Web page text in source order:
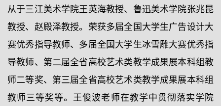
从于三江美术学院王英海教授、鲁迅美术学院张兆昆
教授、赵殿泽教授。荣获多届全国大学生广告设计大
赛优秀指导教师、多届全国大学生冰雪雕大赛优秀指
导教师、第二届全省高校艺术类教学成果展本科组教
师二等奖、第三届全省高校艺术类教学成果展本科组
教师三等奖等。王俊波老师在教学中贯彻落实学院